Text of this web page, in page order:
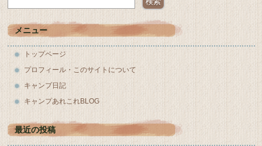
メニュー
トップページ
プロフィール・このサイトについて
キャンプ日記
キャンプあれこれBLOG
最近の投稿